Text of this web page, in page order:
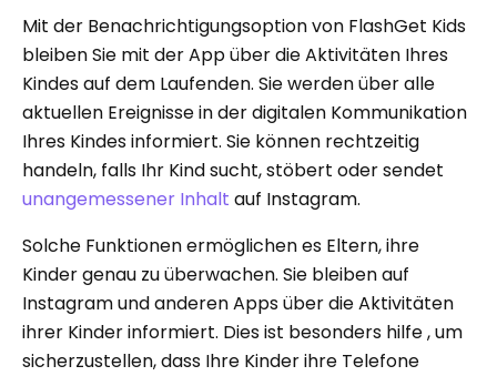
Mit der Benachrichtigungsoption von FlashGet Kids
bleiben Sie mit der App über die Aktivitäten Ihres
Kindes auf dem Laufenden. Sie werden über alle
aktuellen Ereignisse in der digitalen Kommunikation
Ihres Kindes informiert. Sie können rechtzeitig
handeln, falls Ihr Kind sucht, stöbert oder sendet
unangemessener Inhalt auf Instagram.
Solche Funktionen ermöglichen es Eltern, ihre
Kinder genau zu überwachen. Sie bleiben auf
Instagram und anderen Apps über die Aktivitäten
ihrer Kinder informiert. Dies ist besonders hilfe , um
sicherzustellen, dass Ihre Kinder ihre Telefone